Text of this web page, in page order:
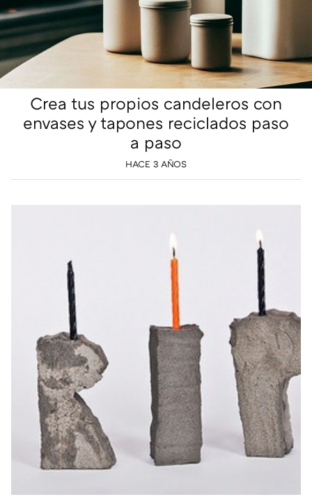
Crea tus propios candeleros con
envases y tapones reciclados paso
a paso
HACE 3 AÑOS